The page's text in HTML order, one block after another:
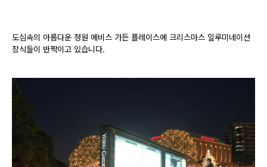
도심속의 아름다운 정원 에비스 가든 플레이스에 크리스마스 일루미네이션
장식들이 반짝이고 있습니다.